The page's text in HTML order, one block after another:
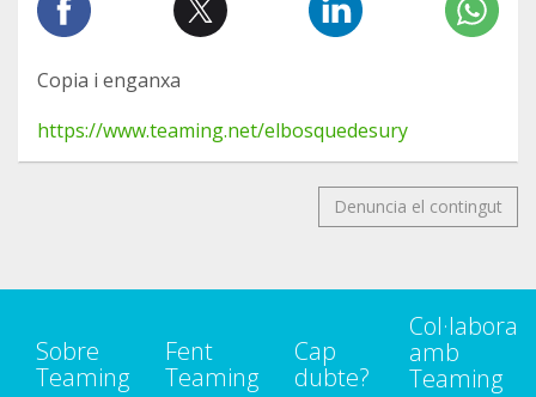
Copia i enganxa
https://www.teaming.net/elbosquedesury
Denuncia el contingut
Sobre
Teaming
Fent
Teaming
Cap
dubte?
Col·labora
amb
Teaming